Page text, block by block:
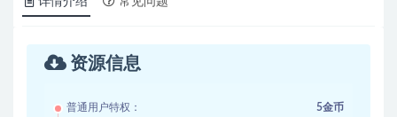
资源信息
普通用户特权： 5金币